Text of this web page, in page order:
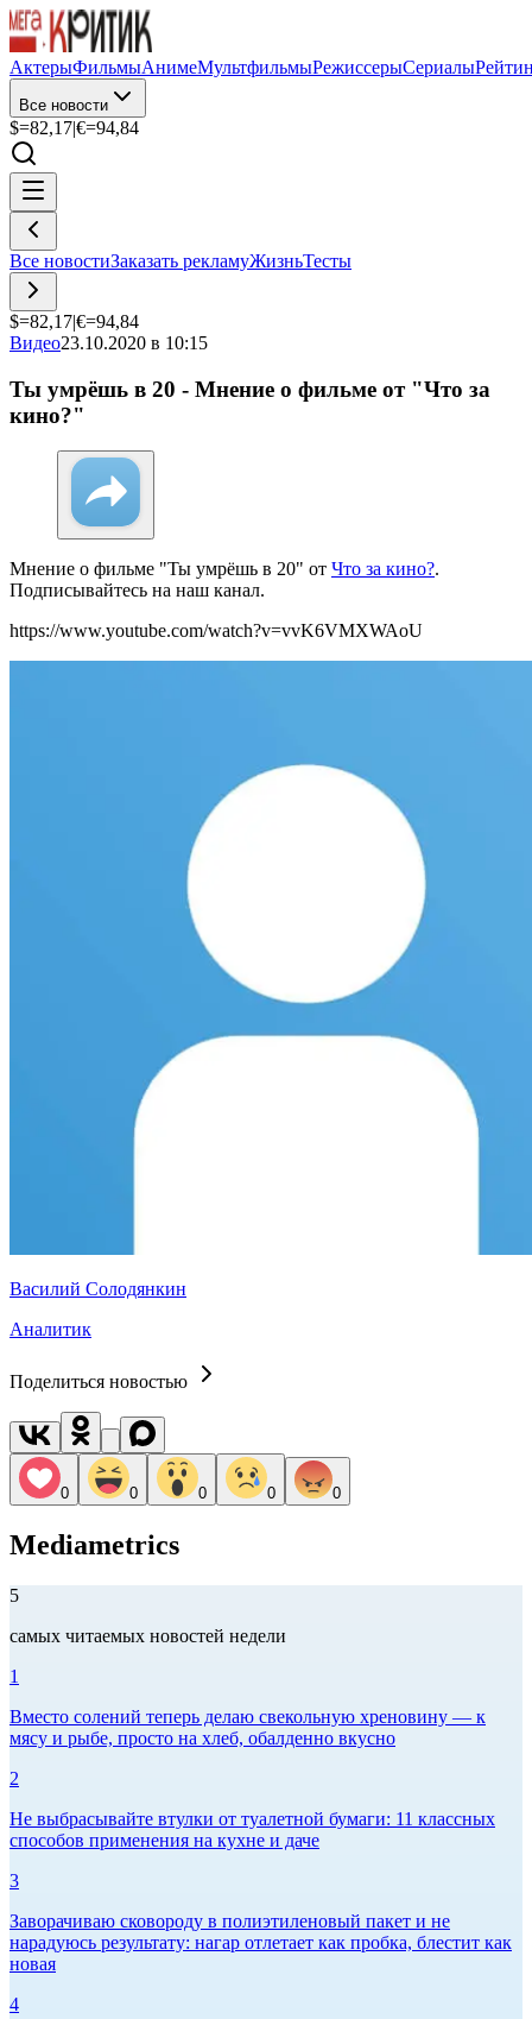
АктерыФильмыАнимеМультфильмыРежиссерыСериалы
Все новости
$=82,17|€=94,84
Все новостиЗаказать рекламуЖизньТесты
$=82,17|€=94,84
Видео23.10.2020 в 10:15
Ты умрёшь в 20 - Мнение о фильме от "Что за
кино?"
Мнение о фильме "Ты умрёшь в 20" от Что за кино?.
Подписывайтесь на наш канал.
https://www.youtube.com/watch?v=vvK6VMXWAoU
Василий Солодянкин
Аналитик
Поделиться новостью
0 0 0 0 0
Mediametrics
5
самых читаемых новостей недели
1
Вместо солений теперь делаю свекольную хреновину — к
мясу и рыбе, просто на хлеб, обалденно вкусно
2
Не выбрасывайте втулки от туалетной бумаги: 11 классных
способов применения на кухне и даче
3
Заворачиваю сковороду в полиэтиленовый пакет и не
нарадуюсь результату: нагар отлетает как пробка, блестит как
новая
4